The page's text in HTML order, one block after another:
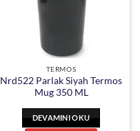
TERMOS
Nrd522 Parlak Siyah Termos
Mug 350 ML
DEVAMINI OKU